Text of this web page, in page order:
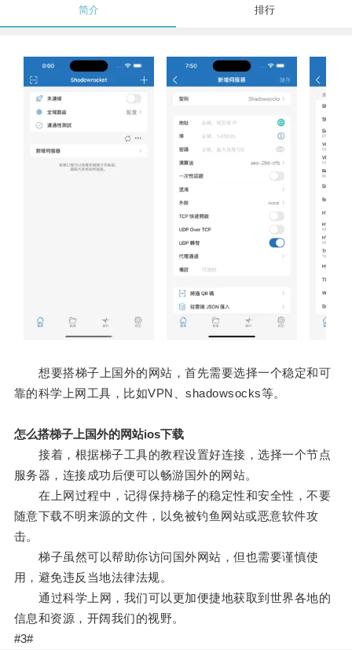
简介 排行
想要搭梯子上国外的网站，首先需要选择一个稳定和可
靠的科学上网工具，比如VPN、shadowsocks等。
怎么搭梯子上国外的网站ios下载
接着，根据梯子工具的教程设置好连接，选择一个节点
服务器，连接成功后便可以畅游国外的网站。
在上网过程中，记得保持梯子的稳定性和安全性，不要
随意下载不明来源的文件，以免被钓鱼网站或恶意软件攻
击。
梯子虽然可以帮助你访问国外网站，但也需要谨慎使
用，避免违反当地法律法规。
通过科学上网，我们可以更加便捷地获取到世界各地的
信息和资源，开阔我们的视野。
#3#